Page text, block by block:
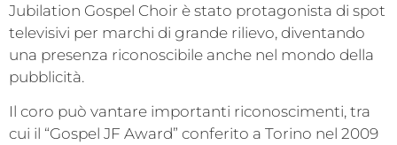
Jubilation Gospel Choir è stato protagonista di spot
televisivi per marchi di grande rilievo, diventando
una presenza riconoscibile anche nel mondo della
pubblicità.
Il coro può vantare importanti riconoscimenti, tra
cui il “Gospel JF Award” conferito a Torino nel 2009